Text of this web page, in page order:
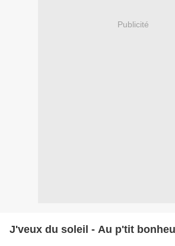
Publicité
J'veux du soleil - Au p'tit